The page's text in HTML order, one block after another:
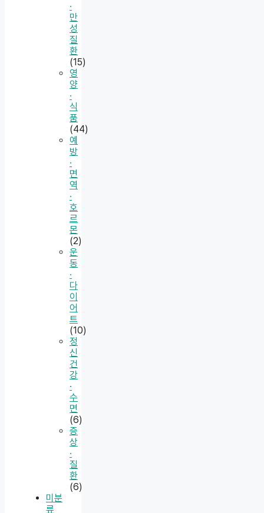
·
만
성
질
환
(15)
영
양
·
식
품
(44)
예
방
·
면
역
·
호
르
몬
(2)
운
동
·
다
이
어
트
(10)
정
신
건
강
·
수
면
(6)
증
상
·
질
환
(6)
미분
류